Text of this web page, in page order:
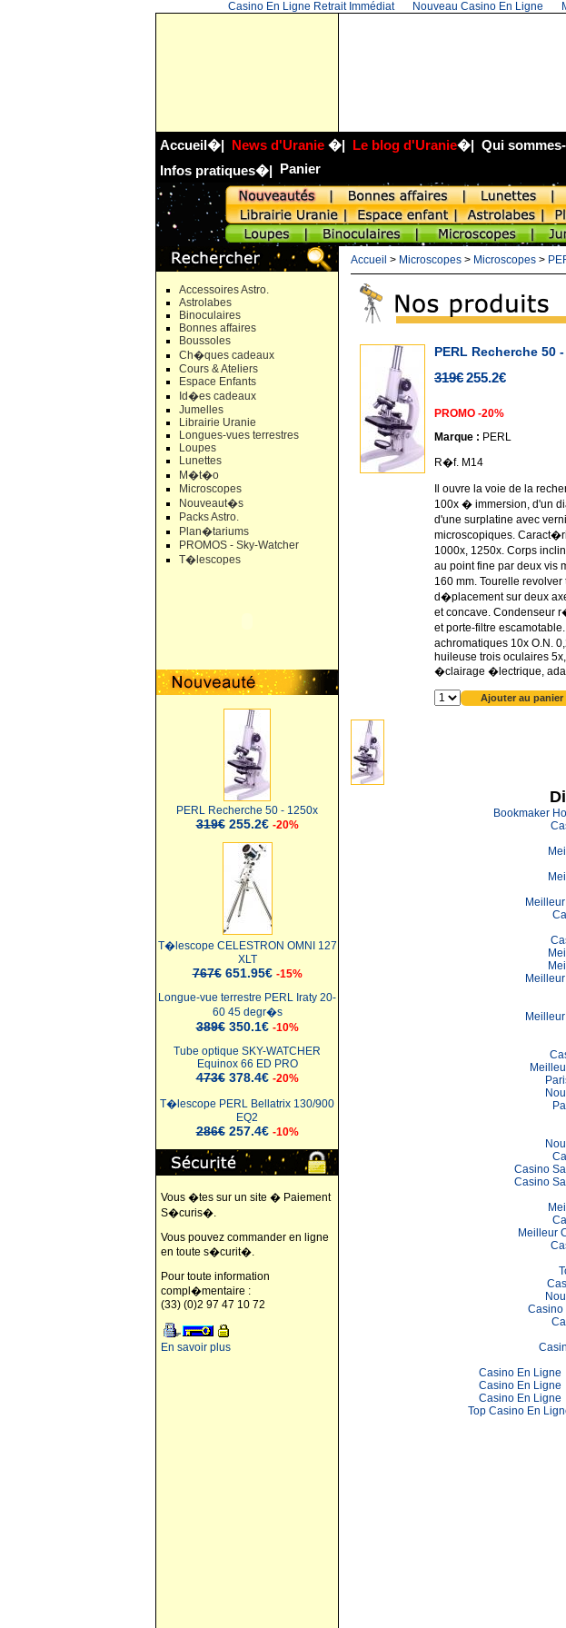
Casino En Ligne Retrait Immédiat Nouveau Casino En Ligne
Accueil�| News d'Uranie �| Le blog d'Uranie�| Qui
Infos pratiques�| Panier
Accessoires Astro.
Astrolabes
Binoculaires
Bonnes affaires
Boussoles
Ch�ques cadeaux
Cours & Ateliers
Espace Enfants
Id�es cadeaux
Jumelles
Librairie Uranie
Longues-vues terrestres
Loupes
Lunettes
M�t�o
Microscopes
Nouveaut�s
Packs Astro.
Plan�tariums
PROMOS - Sky-Watcher
T�lescopes
PERL Recherche 50 - 1250x
319€ 255.2€ -20%
T�lescope CELESTRON OMNI 127
XLT
767€ 651.95€ -15%
Longue-vue terrestre PERL Iraty 20-
60 45 degr�s
389€ 350.1€ -10%
Tube optique SKY-WATCHER
Equinox 66 ED PRO
473€ 378.4€ -20%
T�lescope PERL Bellatrix 130/900
EQ2
286€ 257.4€ -10%
Vous �tes sur un site � Paiement
S�curis�.
Vous pouvez commander en ligne
en toute s�curit�.
Pour toute information
compl�mentaire :
(33) (0)2 97 47 10 72
En savoir plus
Accueil > Microscopes > Microscopes >
PERL Recherche 50
319€255.2€
PROMO -20%
Marque : PERL
R�f. M14
Il ouvre la voie de la
100x � immersion, d'un
d'une surplatine avec
microscopiques.
1000x, 1250x. Corps
au point fine par deux
160 mm. Tourelle
d�placement sur deux
et concave. Condenseur
et porte-filtre
achromatiques 10x O.N.
huileuse trois oculaires
�clairage �lectrique,
Bookmaker
Casino
Casino
Meilleur
Casino
Casino En Ligne
Casino En Ligne
Casino En Ligne
Top Casino En